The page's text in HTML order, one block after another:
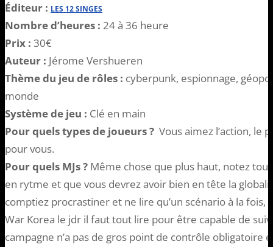
Éditeur : LES 12 SINGES
Nombre d’heures : 24 à 36 heure
Prix : 30€
Auteur : Jérome Vershueren
Thème du jeu de rôles : cyberpunk, espionnage,
monde
Système de jeu : Clé en main
Pour quels types de joueurs ? Vous aimez l’action, le
pour vous.
Pour quels MJs ? Même chose que plus haut, notez
en rytme et que vous devrez avoir bien en tête la
comptiez procrastiner et ne lire qu’un scénario à la
War Korea le jdr il faut tout lire pour être capable de
campagne n’a pas de gros point de contrôle obligatoire